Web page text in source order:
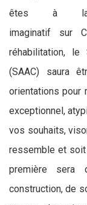
êtes à la
imaginatif sur
réhabilitation, le
(SAAC) saura
orientations pour
exceptionnel,
vos souhaits,
ressemble et
première sera
construction, de